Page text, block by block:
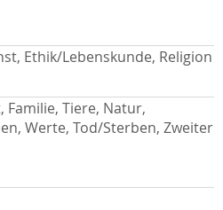
Ethik/Lebenskunde, Religion
Tiere, Natur,
Werte, Tod/Sterben, Zweiter